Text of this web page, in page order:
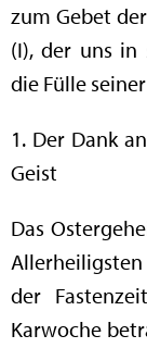
zum Gebet
(I), der uns in
die Fülle
1. Der Dank
Geist
Das
der
Karwoche